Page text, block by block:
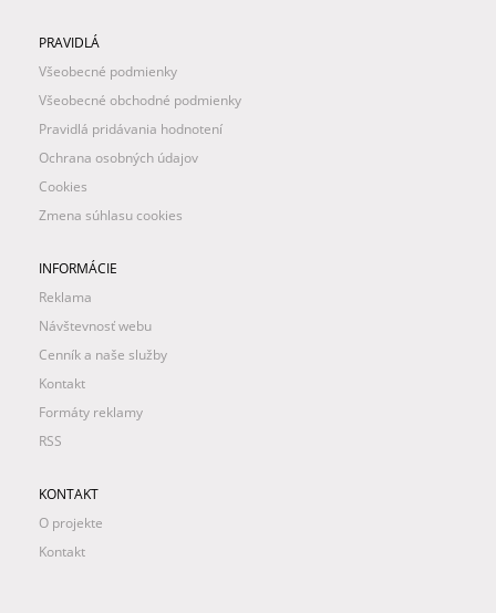
PRAVIDLÁ
Všeobecné podmienky
Všeobecné obchodné podmienky
Pravidlá pridávania hodnotení
Ochrana osobných údajov
Cookies
Zmena súhlasu cookies
INFORMÁCIE
Reklama
Návštevnosť webu
Cenník a naše služby
Kontakt
Formáty reklamy
RSS
KONTAKT
O projekte
Kontakt